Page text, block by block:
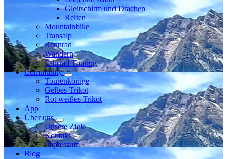
Gleitschirm und Drachen
Reiten
Mountainbike
Transalp
Rennrad
Wandern
Fahrrad Touring
Community
Tourenkönige
Gelbes Trikot
Rot weißes Trikot
App
Über uns
Unsere Ziele
Kontakt
Impressum
Blog